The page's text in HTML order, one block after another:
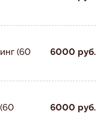
(60
6000 руб.
6000 руб.